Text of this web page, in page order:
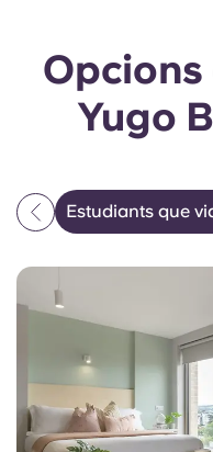
Opcions
Yugo
Estudiants que